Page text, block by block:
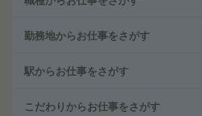
勤務地からお仕事をさがす
駅からお仕事をさがす
こだわりからお仕事をさがす